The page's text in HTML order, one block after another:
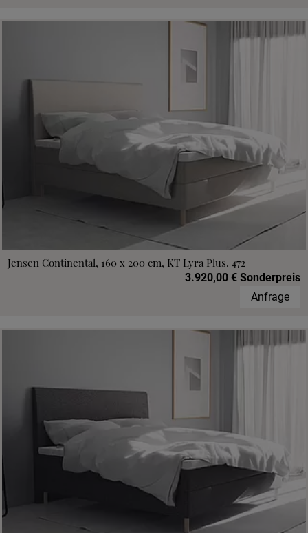
Jensen Continental, 160 x 200 cm, KT Lyra Plus, 472
3.920,00 € Sonderpreis
Anfrage